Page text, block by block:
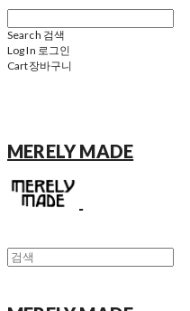
Search 검색
Log In 로그인
Cart장바구니
MERELY MADE